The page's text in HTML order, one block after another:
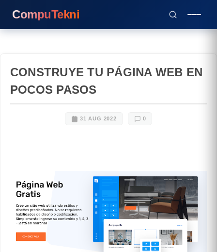
CompuTekni
CONSTRUYE TU PÁGINA WEB EN
POCOS PASOS
31 AUG 2022 0